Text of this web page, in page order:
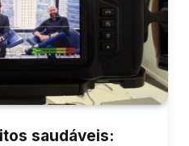
saudáveis: